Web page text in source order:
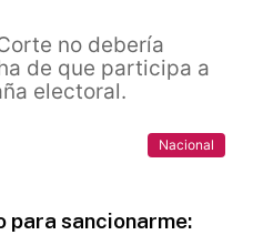
no debería
de que participa a
electoral.
Nacional
para sancionarme: